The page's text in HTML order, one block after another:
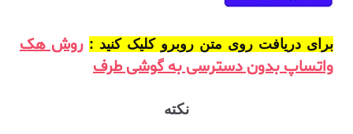
برای دریافت روی متن روبرو کلیک کنید : روش هک
واتساپ بدون دسترسی به گوشی طرف
نکته